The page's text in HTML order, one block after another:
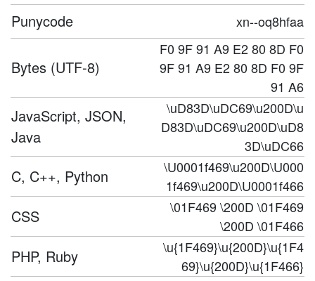
Punycode xn--oq8hfaa
Bytes (UTF-8)
F0 9F 91 A9 E2 80 8D F0
9F 91 A9 E2 80 8D F0 9F
91 A6
JavaScript, JSON,
Java
\uD83D\uDC69\u200D\u
D83D\uDC69\u200D\uD8
3D\uDC66
C, C++, Python
\U0001f469\u200D\U000
1f469\u200D\U0001f466
CSS
\01F469 \200D \01F469
\200D \01F466
PHP, Ruby
\u{1F469}\u{200D}\u{1F4
69}\u{200D}\u{1F466}